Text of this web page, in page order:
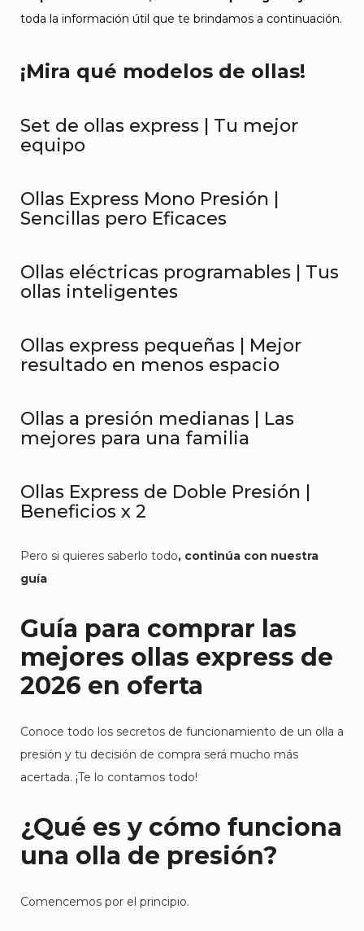
toda la información útil que te brindamos a continuación.
¡Mira qué modelos de ollas!
Set de ollas express | Tu mejor
equipo
Ollas Express Mono Presión |
Sencillas pero Eficaces
Ollas eléctricas programables | Tus
ollas inteligentes
Ollas express pequeñas | Mejor
resultado en menos espacio
Ollas a presión medianas | Las
mejores para una familia
Ollas Express de Doble Presión |
Beneficios x 2
Pero si quieres saberlo todo, continúa con nuestra
guía
Guía para comprar las
mejores ollas express de
2026 en oferta
Conoce todo los secretos de funcionamiento de un olla a
presión y tu decisión de compra será mucho más
acertada. ¡Te lo contamos todo!
¿Qué es y cómo funciona
una olla de presión?
Comencemos por el principio.